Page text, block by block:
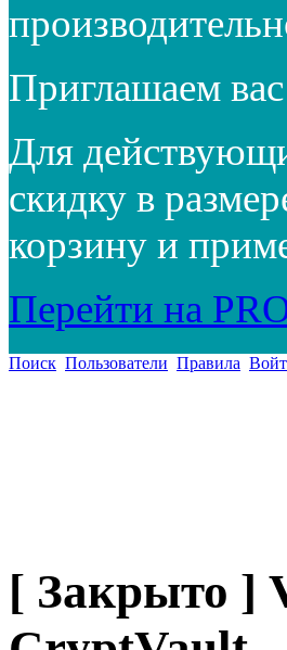
Приглашаем
Для
скидку в
корзину и
Перейти на
Поиск Пользователи Правила
[ Закрыто ]